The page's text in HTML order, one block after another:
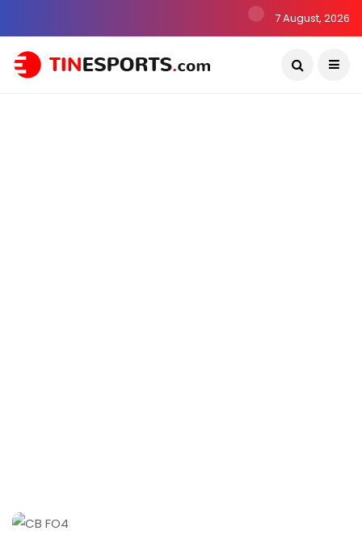
7 August, 2026